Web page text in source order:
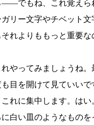
――でもね、これ覚えら
リー文字やチベット文
れよりももっと重要な
やってみましょうね。
目を開けて見ていいで
れに集中します。はい
白い皿のようなものを